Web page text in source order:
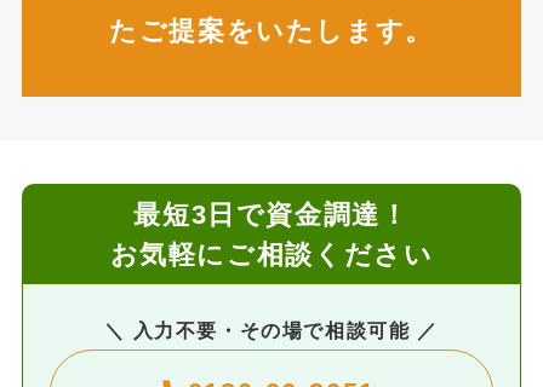
たご提案をいたします。
最短3日で資金調達！
お気軽にご相談ください
＼ 入力不要・その場で相談可能 ／